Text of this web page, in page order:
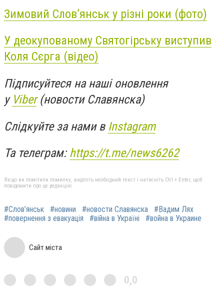
Зимовий Слов’янськ у різні роки (фото)
У деокупованому Святогірську виступив
Коля Сєрга (відео)
Підписуйтеся на наші оновлення
у Viber(новости Славянска)
Слідкуйте за нами в Instagram
Та телеграм:https://t.me/news6262
Якщо ви помітили помилку, виділіть необхідний текст і натисніть Ctrl + Enter, щоб
повідомити про це редакцію
#Слов’янськ #новини #новости Славянска
#Вадим Лях
#повернення з евакуація
#війна в Україні #война в Украине
Сайт міста
0,0